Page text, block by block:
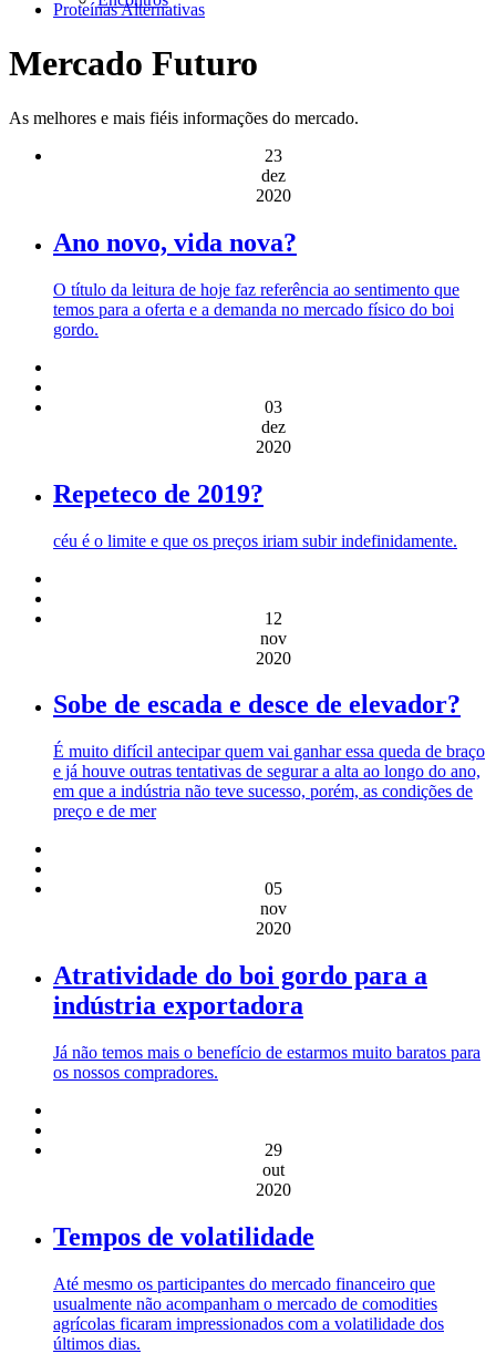
Proteínas Alternativas
Mercado Futuro
As melhores e mais fiéis informações do mercado.
23
dez
2020
Ano novo, vida nova?
O título da leitura de hoje faz referência ao sentimento que
temos para a oferta e a demanda no mercado físico do boi
gordo.
03
dez
2020
Repeteco de 2019?
céu é o limite e que os preços iriam subir indefinidamente.
12
nov
2020
Sobe de escada e desce de elevador?
É muito difícil antecipar quem vai ganhar essa queda de braço
e já houve outras tentativas de segurar a alta ao longo do ano,
em que a indústria não teve sucesso, porém, as condições de
preço e de mer
05
nov
2020
Atratividade do boi gordo para a
indústria exportadora
Já não temos mais o benefício de estarmos muito baratos para
os nossos compradores.
29
out
2020
Tempos de volatilidade
Até mesmo os participantes do mercado financeiro que
usualmente não acompanham o mercado de comodities
agrícolas ficaram impressionados com a volatilidade dos
últimos dias.